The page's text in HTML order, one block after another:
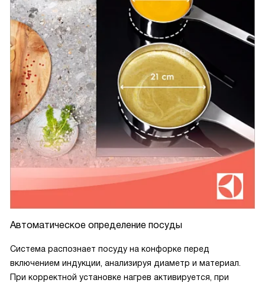
Автоматическое определение посуды
Система распознает посуду на конфорке перед
включением индукции, анализируя диаметр и материал.
При корректной установке нагрев активируется, при